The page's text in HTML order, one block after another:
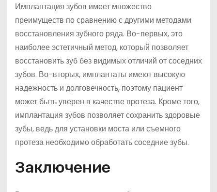
Имплантация зубов имеет множество
преимуществ по сравнению с другими методами
восстановления зубного ряда. Во-первых, это
наиболее эстетичный метод, который позволяет
восстановить зуб без видимых отличий от соседних
зубов. Во-вторых, имплантаты имеют высокую
надежность и долговечность, поэтому пациент
может быть уверен в качестве протеза. Кроме того,
имплантация зубов позволяет сохранить здоровые
зубы, ведь для установки моста или съемного
протеза необходимо обработать соседние зубы.
Заключение